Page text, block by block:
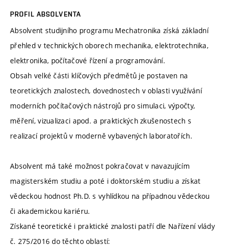
PROFIL ABSOLVENTA
Absolvent studijního programu Mechatronika získá základní
přehled v technických oborech mechanika, elektrotechnika,
elektronika, počítačové řízení a programování.
Obsah velké části klíčových předmětů je postaven na
teoretických znalostech, dovednostech v oblasti využívání
moderních počítačových nástrojů pro simulaci, výpočty,
měření, vizualizaci apod. a praktických zkušenostech s
realizací projektů v moderně vybavených laboratořích.
Absolvent má také možnost pokračovat v navazujícím
magisterském studiu a poté i doktorském studiu a získat
vědeckou hodnost Ph.D. s vyhlídkou na případnou vědeckou
či akademickou kariéru.
Získané teoretické i praktické znalosti patří dle Nařízení vlády
č. 275/2016 do těchto oblastí: